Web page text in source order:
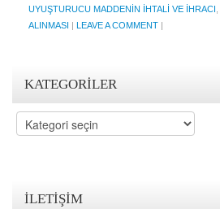
Saklama ve İmha Politikası
KVKK Başvuru Formu
Bakırköy KVKK Avukatı
UYUŞTURUCU MADDENIN IHTALI VE IHRACI
ALINMASI | LEAVE A COMMENT |
KATEGORILER
Kategoriler
İLETIŞIM